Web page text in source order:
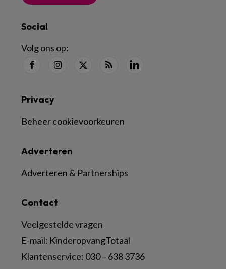
Social
Volg ons op:
Contact
Veelgestelde vragen
E-mail: KinderopvangTotaal
Klantenservice: 030 – 638 3736
Adverteren
Adverteren & Partnerships
Privacy
Beheer cookievoorkeuren